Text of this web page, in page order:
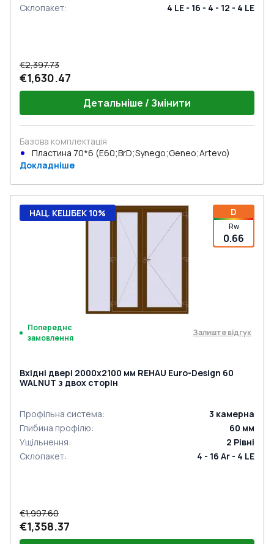
Склопакет: 4 LE - 16 - 4 - 12 - 4 LE
€2,397.73
€1,630.47
Детальніше / Змінити
Базова комплектація
Пластина 70*6 (E60;BrD;Synego;Geneo;Artevo)
Докладніше
D
Rw
0.66
НАЦ. КЕШБЕК 10%
Попереднє
замовлення
Залиште відгук
Вхідні двері 2000x2100 мм REHAU Euro-Design 60
WALNUT з двох сторін
Профільна система: 3 камерна
Глибина профілю: 60 мм
Ущільнення: 2 Рівні
Склопакет: 4 - 16 Ar - 4 LE
€1,997.60
€1,358.37